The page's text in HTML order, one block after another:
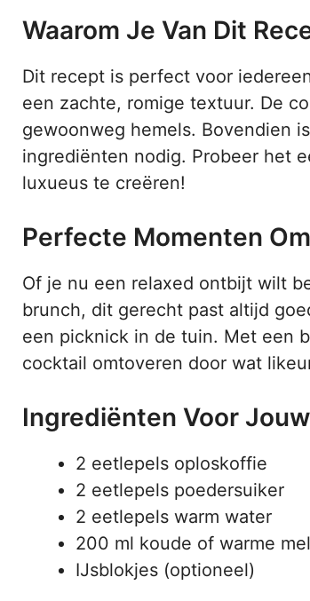
Waarom Je Van Dit
Dit recept is perfect voor
een zachte, romige textuur. De
gewoonweg hemels. Bovendien
ingrediënten nodig. Probeer het
luxueus te creëren!
Perfecte Momenten
Of je nu een relaxed ontbijt wilt
brunch, dit gerecht past altijd
een picknick in de tuin. Met een
cocktail omtoveren door wat
Ingrediënten Voor
2 eetlepels oploskoffie
2 eetlepels poedersuiker
2 eetlepels warm water
200 ml koude of warme
IJsblokjes (optioneel)